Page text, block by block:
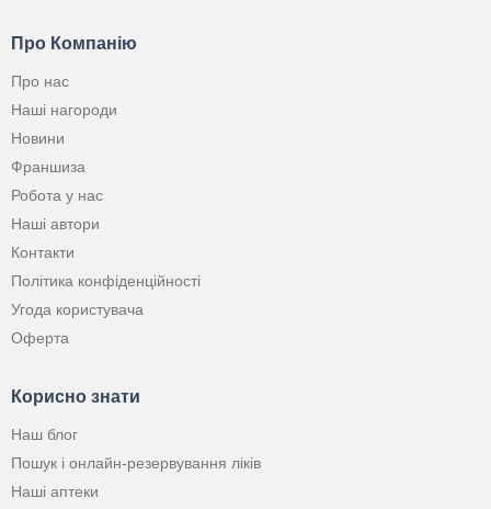
Про Компанію
Про нас
Наші нагороди
Новини
Франшиза
Робота у нас
Наші автори
Контакти
Політика конфіденційності
Угода користувача
Оферта
Корисно знати
Наш блог
Пошук і онлайн-резервування ліків
Наші аптеки